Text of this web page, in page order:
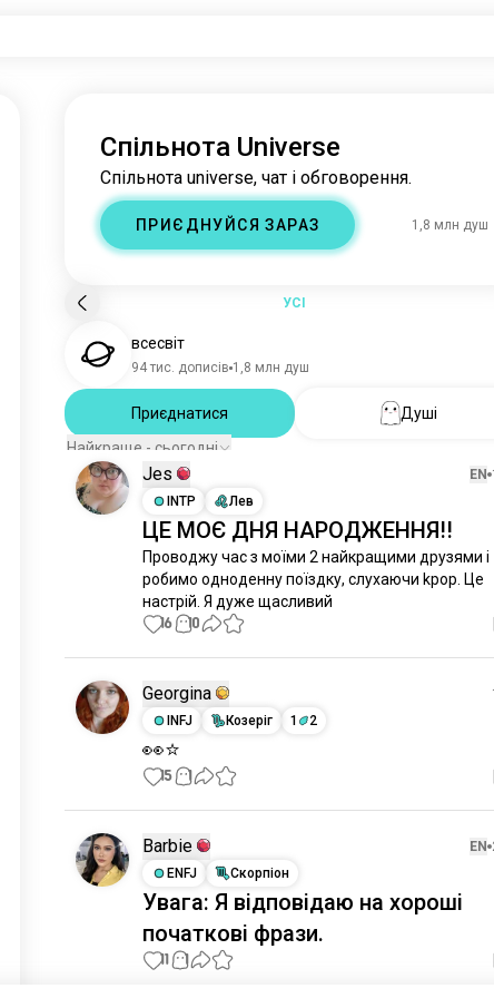
Спільнота Universe
Спільнота universe, чат і обговорення.
ПРИЄДНУЙСЯ ЗАРАЗ 1,8 млн душ
УСІ
всесвіт
94 тис. дописів 1,8 млн душ
Приєднатися
Душі
Найкраще - сьогодні
Jes EN
INTP
Лев
ЦЕ МОЄ ДНЯ НАРОДЖЕННЯ!!
Проводжу час з моїми 2 найкращими друзями і
робимо одноденну поїздку, слухаючи kpop. Це
настрій. Я дуже щасливий
16 10
Georgina
INFJ
Козеріг 1 2
👀⭐
15 1
Barbie EN
ENFJ
Скорпіон
Увага: Я відповідаю на хороші
початкові фрази.
11 1